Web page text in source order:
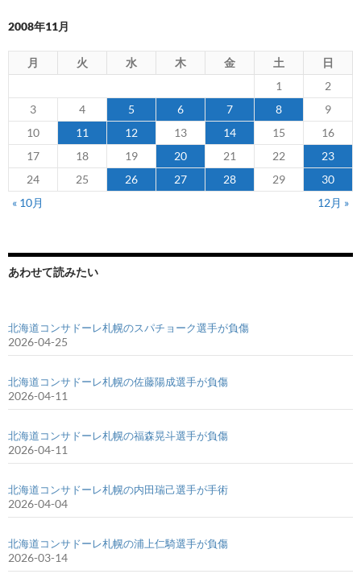
2008年11月
月 火 水 木 金 土
日
1
2
3
4 5 6 7 8
9
10
11 12 13 14 15
16
17
18 19 20 21 22
23
24
25 26 27 28 29
30
« 10月
12月 »
あわせて読みたい
北海道コンサドーレ札幌のスパチョーク選手が負傷
2026-04-25
北海道コンサドーレ札幌の佐藤陽成選手が負傷
2026-04-11
北海道コンサドーレ札幌の福森晃斗選手が負傷
2026-04-11
北海道コンサドーレ札幌の内田瑞己選手が手術
2026-04-04
北海道コンサドーレ札幌の浦上仁騎選手が負傷
2026-03-14